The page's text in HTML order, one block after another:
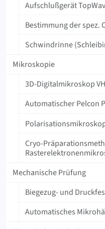
Aufschlußgerät
Bestimmung der spez.
Schwindrinne
Mikroskopie
3D-Digitalmikroskop
Automatischer Pelcon
Cryo-
Mechanische Prüfung
Biegezug- und
Automatisches